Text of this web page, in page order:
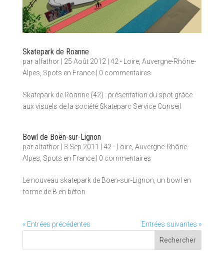
Skatepark de Roanne
par alfathor| 25 Août 2012 | 42 - Loire, Auvergne-Rhône-
Alpes Spots en France| 0 commentaires
Skatepark de Roanne (42) : présentation du spot grâce
aux visuels de la société Skateparc Service Conseil
Bowl de Boën-sur-Lignon
par alfathor| 3 Sep 2011 | 42 - Loire, Auvergne-Rhône-
Alpes Spots en France| 0 commentaires
Le nouveau skatepark de Boen-sur-Lignon, un bowl en
forme de B en béton
« Entrées précédentes
Entrées suivantes »
Rechercher